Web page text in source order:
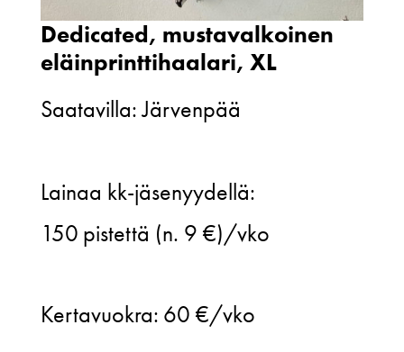
Dedicated, mustavalkoinen
eläinprinttihaalari, XL
Saatavilla: Järvenpää
mustavalkoinen
eläinprinttihaalari,
määrä
Lainaa kk-jäsenyydellä:
150 pistettä (n. 9 €)/vko
Kertavuokra: 60 €/vko